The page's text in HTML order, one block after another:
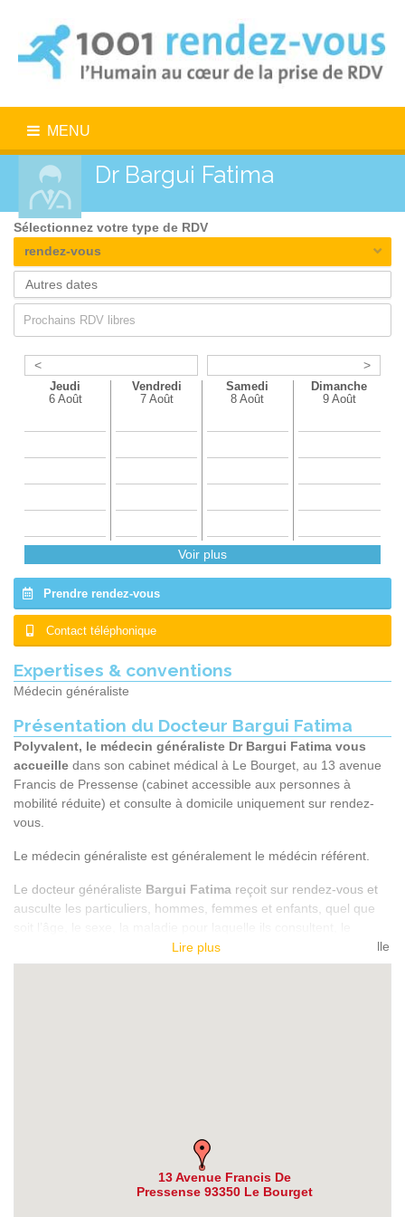
MENU
Dr Bargui Fatima
< >
Jeudi
6 Août
Vendredi
7 Août
Samedi
8 Août
Dimanche
9 Août
Voir plus
Prendre rendez-vous
Contact téléphonique
Sélectionnez votre type de RDV
rendez-vous
Prochains RDV libres
Expertises & conventions
Médecin généraliste
Présentation du Docteur Bargui Fatima
Polyvalent, le médecin généraliste Dr Bargui Fatima vous
accueille dans son cabinet médical à Le Bourget, au 13 avenue
Francis de Pressense (cabinet accessible aux personnes à
mobilité réduite) et consulte à domicile uniquement sur rendez-
vous.
Le médecin généraliste est généralement le médécin référent.
Le docteur généraliste Bargui Fatima reçoit sur rendez-vous et
ausculte les particuliers, hommes, femmes et enfants, quel que
contexte familial, communautaire ou culturel. Lors de la visite, elle
vous aidera à trouver une solution pour traiter toutes les
• Coordination des soins avec des médecins spécialistes si
Après consultation durant laquelle le médecin généraliste prend la
Lire plus
13 Avenue Francis De
Pressense 93350 Le Bourget